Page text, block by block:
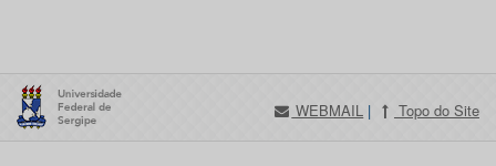
WEBMAIL | Topo do Site